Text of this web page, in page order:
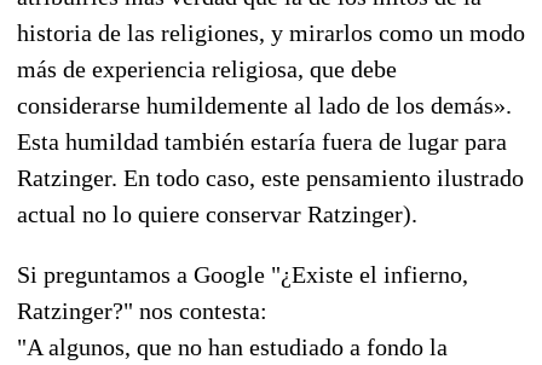
historia de las religiones, y mirarlos como un modo
más de experiencia religiosa, que debe
considerarse humildemente al lado de los demás».
Esta humildad también estaría fuera de lugar para
Ratzinger. En todo caso, este pensamiento ilustrado
actual no lo quiere conservar Ratzinger).
Si preguntamos a Google "¿Existe el infierno,
Ratzinger?" nos contesta:
"A algunos, que no han estudiado a fondo la